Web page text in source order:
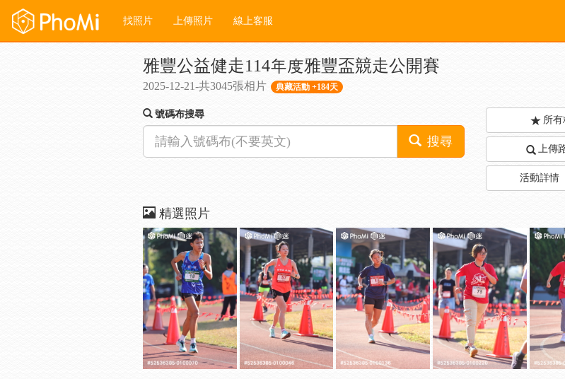
找照片 上傳照片 線上客服
雅豐公益健走114年度雅豐盃競走公開賽
2025-12-21-共3045張相片 典藏活動 +184天
號碼布搜尋
搜尋
所
上傳
活動詳情
精選照片